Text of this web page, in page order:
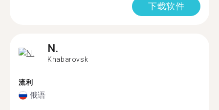
下载软件
N.
Khabarovsk
流利
俄语